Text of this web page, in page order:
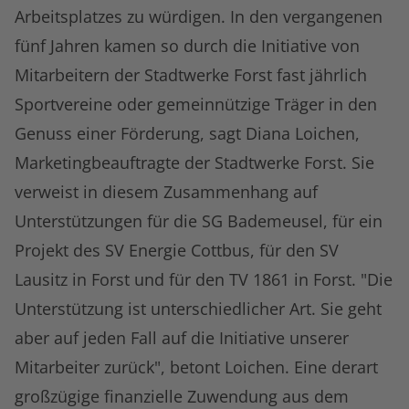
Arbeitsplatzes zu würdigen. In den vergangenen
fünf Jahren kamen so durch die Initiative von
Mitarbeitern der Stadtwerke Forst fast jährlich
Sportvereine oder gemeinnützige Träger in den
Genuss einer Förderung, sagt Diana Loichen,
Marketingbeauftragte der Stadtwerke Forst. Sie
verweist in diesem Zusammenhang auf
Unterstützungen für die SG Bademeusel, für ein
Projekt des SV Energie Cottbus, für den SV
Lausitz in Forst und für den TV 1861 in Forst. "Die
Unterstützung ist unterschiedlicher Art. Sie geht
aber auf jeden Fall auf die Initiative unserer
Mitarbeiter zurück", betont Loichen. Eine derart
großzügige finanzielle Zuwendung aus dem